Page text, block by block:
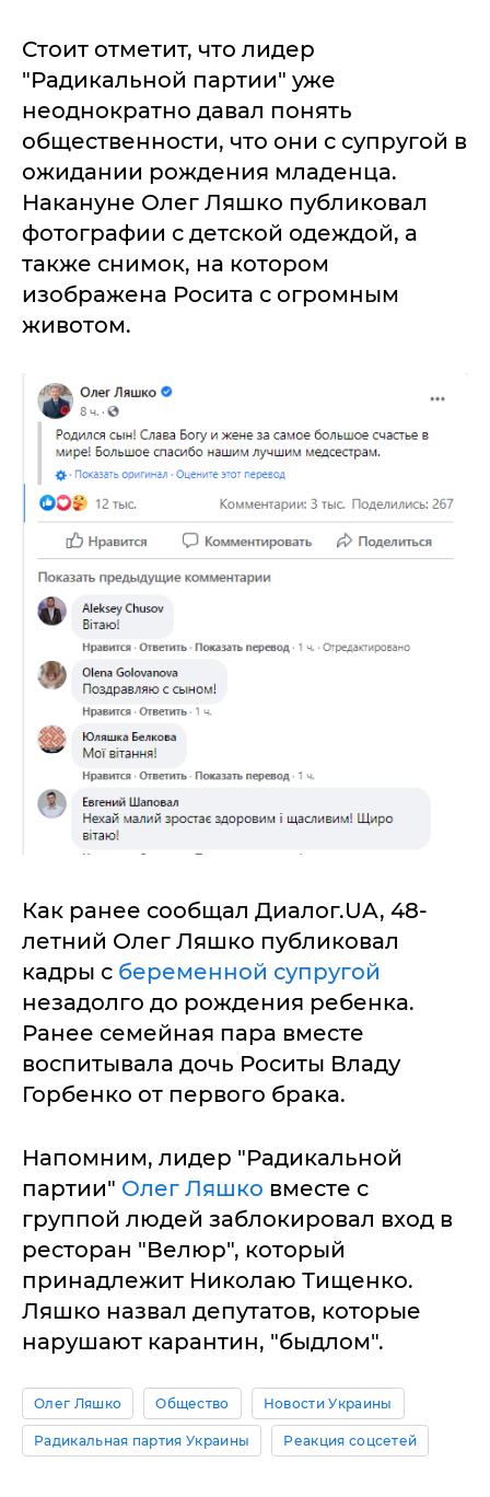
Стоит отметит, что лидер
"Радикальной партии" уже
неоднократно давал понять
общественности, что они с супругой в
ожидании рождения младенца.
Накануне Олег Ляшко публиковал
фотографии с детской одеждой, а
также снимок, на котором
изображена Росита с огромным
животом.
Как ранее сообщал Диалог.UA, 48-
летний Олег Ляшко публиковал
кадры с беременной супругой
незадолго до рождения ребенка.
Ранее семейная пара вместе
воспитывала дочь Роситы Владу
Горбенко от первого брака.
Напомним, лидер "Радикальной
партии" Олег Ляшко вместе с
группой людей заблокировал вход в
ресторан "Велюр", который
принадлежит Николаю Тищенко.
Ляшко назвал депутатов, которые
нарушают карантин, "быдлом".
Олег Ляшко Общество Новости Украины
Радикальная партия Украины Реакция соцсетей